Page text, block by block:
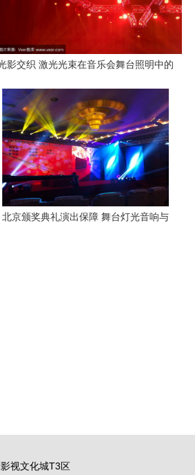
影交织 激光光束在音乐会舞台照明中的
北京颁奖典礼演出保障 舞台灯光音响与
视文化城T3区